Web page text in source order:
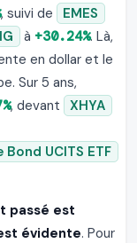
, suivi de
EMES
à +30.24%. Là,
en dollar et le
Sur 5 ans,
, devant
XHYA
UCITS ETF
passé est
évidente. Pour